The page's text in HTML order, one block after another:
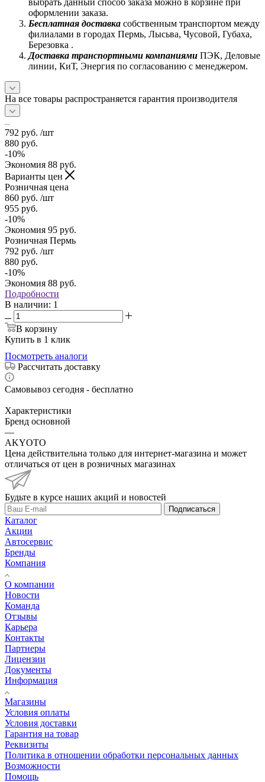
оформлении заказа.
Бесплатная доставка собственным транспортом между
филиалами в городах Пермь, Лысьва, Чусовой, Губаха,
Березовка .
Доставка транспортными компаниями ПЭК, Деловые
линии, КиТ, Энергия по согласованию с менеджером.
На все товары распространяется гарантия производителя
792 руб. /шт
880 руб.
-10%
Экономия 88 руб.
Варианты цен
Розничная цена
860 руб. /шт
955 руб.
-10%
Экономия 95 руб.
Розничная Пермь
792 руб. /шт
880 руб.
-10%
Экономия 88 руб.
Подробности
В наличии: 1
В корзину
Купить в 1 клик
Посмотреть аналоги
Рассчитать доставку
Самовывоз сегодня - бесплатно
Характеристики
Бренд основной
—
AKYOTO
Цена действительна только для интернет-магазина и может
отличаться от цен в розничных магазинах
Будьте в курсе наших акций и новостей
Подписаться
Каталог
Акции
Автосервис
Бренды
Компания
О компании
Новости
Команда
Отзывы
Карьера
Контакты
Партнеры
Лицензии
Документы
Информация
Магазины
Условия оплаты
Условия доставки
Гарантия на товар
Реквизиты
Политика в отношении обработки персональных данных
Возможности
Помощь